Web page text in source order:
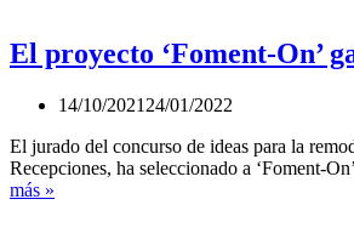
El proyecto ‘Foment-On’
14/10/2021 24/01/2022
El jurado del concurso de ideas para la
Recepciones, ha seleccionado a ‘Foment-
más »